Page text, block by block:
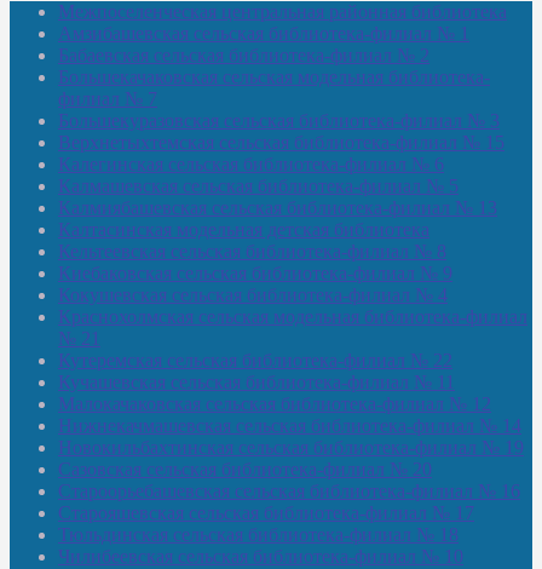
Межпоселенческая центральная районная библиотека
Амзибашевская сельская библиотека-филиал № 1
Бабаевская сельская библиотека-филиал № 2
Большекачаковская сельская модельная библиотека-
филиал № 7
Большекуразовская сельская библиотека-филиал № 3
Верхнетыхтемская сельская библиотека-филиал № 15
Калегинская сельская библиотека-филиал № 6
Калмашевская сельская библиотека-филиал № 5
Калмиябашевская сельская библиотека-филиал № 13
Калтасинская модельная детская библиотека
Кельтеевская сельская библиотека-филиал № 8
Киебаковская сельская библиотека-филиал № 9
Кокушевская сельская библиотека-филиал № 4
Краснохолмская сельская модельная библиотека-филиал
№ 21
Кутеремская сельская библиотека-филиал № 22
Кучашевская сельская библиотека-филиал № 11
Малокачаковская сельская библиотека-филиал № 12
Нижнекачмашевская сельская библиотека-филиал № 14
Новокильбахтинская сельская библиотека-филиал № 19
Сазовская сельская библиотека-филиал № 20
Староорьебашевская сельская библиотека-филиал № 16
Старояшевская сельская библиотека-филиал № 17
Тюльдинская сельская библиотека-филиал № 18
Чилибеевская сельская библиотека-филиал № 10